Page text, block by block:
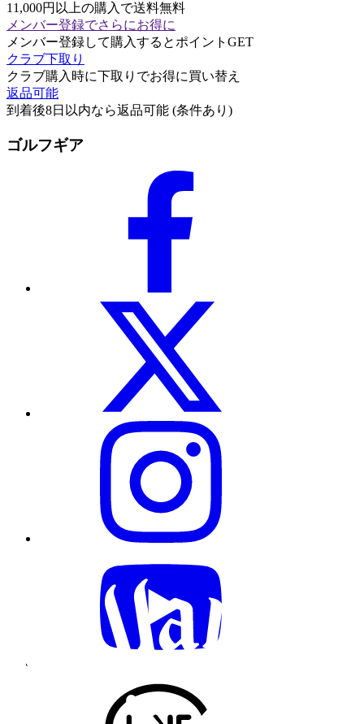
11,000円以上の購入で送料無料
メンバー登録でさらにお得に
メンバー登録して購入するとポイントGET
クラブ下取り
クラブ購入時に下取りでお得に買い替え
返品可能
到着後8日以内なら返品可能 (条件あり)
ゴルフギア